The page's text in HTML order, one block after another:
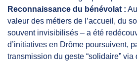
Reconnaissance du bénévolat :
valeur des métiers de l’accueil, du
souvent invisibilisés – a été
d’initiatives en Drôme poursuivent,
transmission du geste “solidaire” via